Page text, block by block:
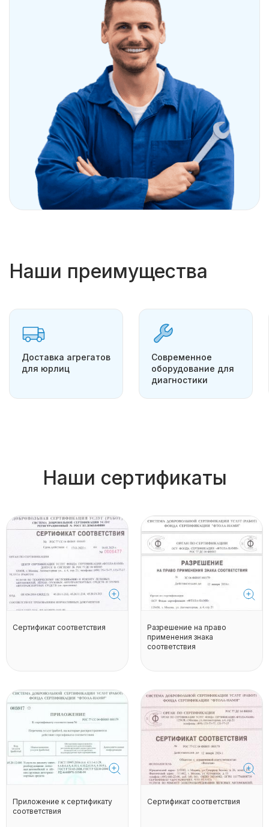
Наши преимущества
Доставка агрегатов
для юрлиц
Современное
оборудование для
диагностики
Наши сертификаты
Сертификат соответствия
Разрешение на право
применения знака
соответствия
Приложение к сертификату
соответствия
Сертификат соответствия